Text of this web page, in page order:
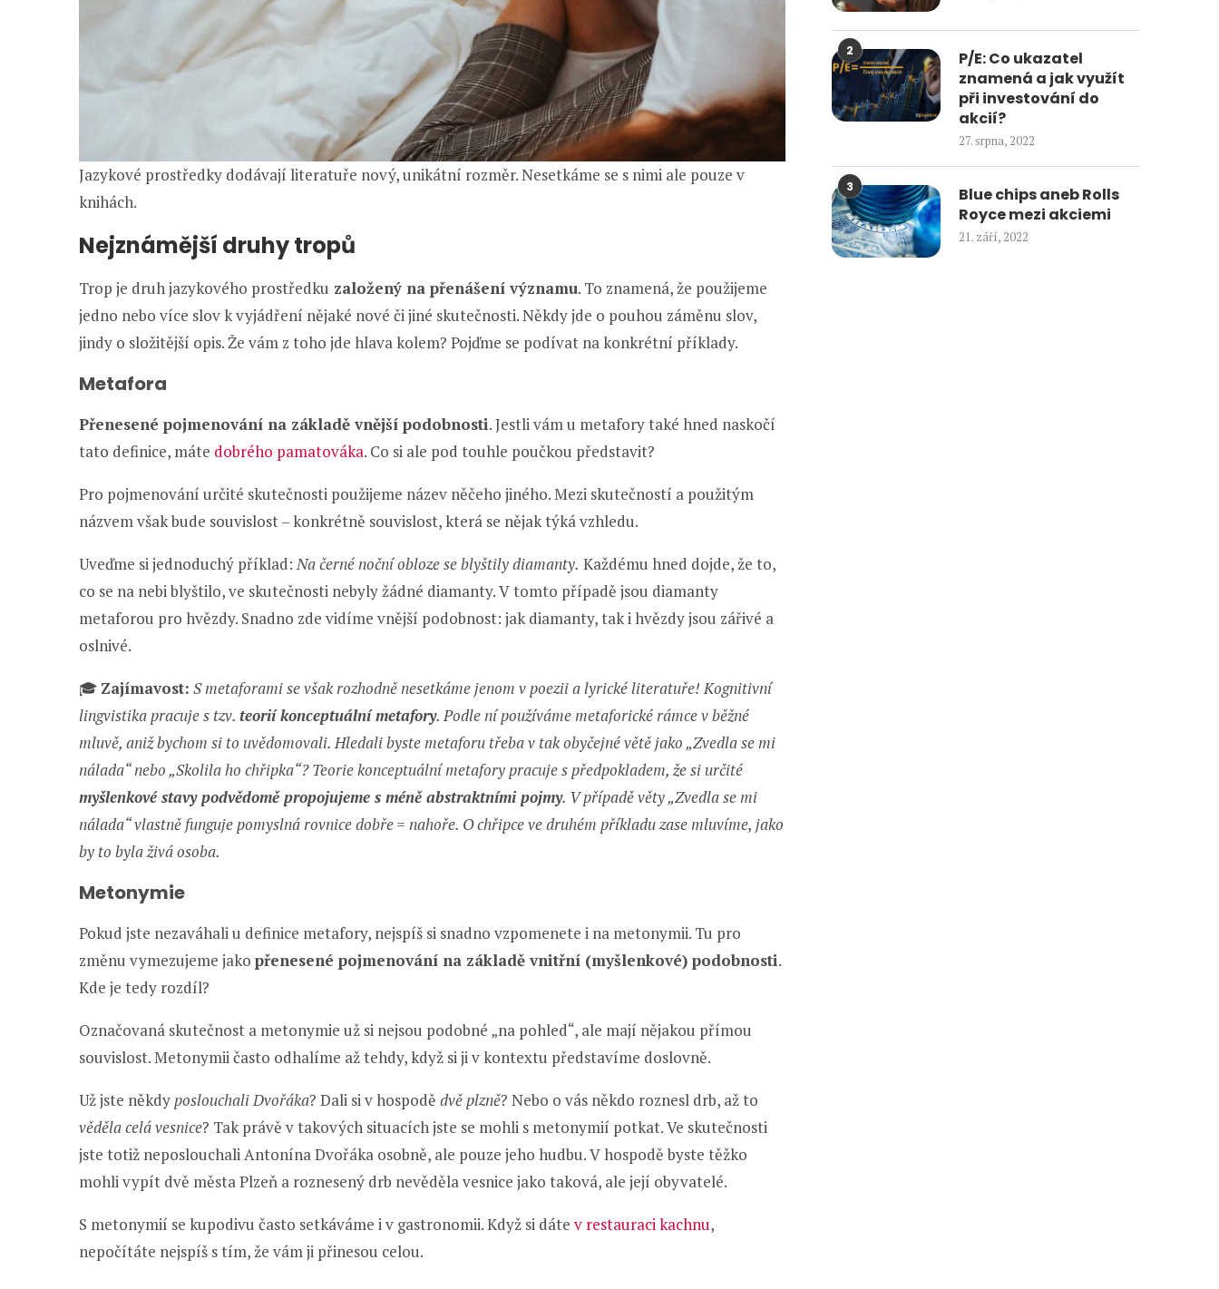
Jazykové prostředky dodávají literatuře nový, unikátní rozměr. Nesetkáme se s nimi ale pouze v
knihách.
Nejznámější druhy tropů
Trop je druh jazykového prostředku založený na přenášení významu. To znamená, že použijeme
jedno nebo více slov k vyjádření nějaké nové či jiné skutečnosti. Někdy jde o pouhou záměnu slov,
jindy o složitější opis. Že vám z toho jde hlava kolem? Pojďme se podívat na konkrétní příklady.
Metafora
Přenesené pojmenování na základě vnější podobnosti. Jestli vám u metafory také hned naskočí
tato definice, máte dobrého pamatováka. Co si ale pod touhle poučkou představit?
Pro pojmenování určité skutečnosti použijeme název něčeho jiného. Mezi skutečností a použitým
názvem však bude souvislost – konkrétně souvislost, která se nějak týká vzhledu.
Uveďme si jednoduchý příklad:Na černé noční obloze se blyštily diamanty. Každému hned dojde, že to,
co se na nebi blyštilo, ve skutečnosti nebyly žádné diamanty. V tomto případě jsou diamanty
metaforou pro hvězdy. Snadno zde vidíme vnější podobnost: jak diamanty, tak i hvězdy jsou zářivé a
oslnivé.
🎓 Zajímavost: S metaforami se však rozhodně nesetkáme jenom v poezii a lyrické literatuře! Kognitivní
lingvistika pracuje s tzv. teorií konceptuální metafory. Podle ní používáme metaforické rámce v běžné
mluvě, aniž bychom si to uvědomovali. Hledali byste metaforu třeba v tak obyčejné větě jako „Zvedla se mi
nálada“ nebo „Skolila ho chřipka“? Teorie konceptuální metafory pracuje s předpokladem, že si určité
myšlenkové stavy podvědomě propojujeme s méně abstraktními pojmy. V případě věty „Zvedla se mi
nálada“ vlastně funguje pomyslná rovnice dobře = nahoře. O chřipce ve druhém příkladu zase mluvíme, jako
by to byla živá osoba.
Metonymie
Pokud jste nezaváhali u definice metafory, nejspíš si snadno vzpomenete i na metonymii. Tu pro
změnu vymezujeme jako přenesené pojmenování na základě vnitřní (myšlenkové) podobnosti.
Kde je tedy rozdíl?
Označovaná skutečnost a metonymie už si nejsou podobné „na pohled“, ale mají nějakou přímou
souvislost. Metonymii často odhalíme až tehdy, když si ji v kontextu představíme doslovně.
Už jste někdyposlouchali Dvořáka? Dali si v hospodě dvě plzně? Nebo o vás někdo roznesl drb, až to
věděla celá vesnice? Tak právě v takových situacích jste se mohli s metonymií potkat. Ve skutečnosti
jste totiž neposlouchali Antonína Dvořáka osobně, ale pouze jeho hudbu. V hospodě byste těžko
mohli vypít dvě města Plzeň a roznesený drb nevěděla vesnice jako taková, ale její obyvatelé.
S metonymií se kupodivu často setkáváme i v gastronomii. Když si dáte v restauraci kachnu,
nepočítáte nejspíš s tím, že vám ji přinesou celou.
2
P/E: Co ukazatel
znamená a jak využít
při investování do
akcií?
27. srpna, 2022
3
Blue chips aneb Rolls
Royce mezi akciemi
21. září, 2022